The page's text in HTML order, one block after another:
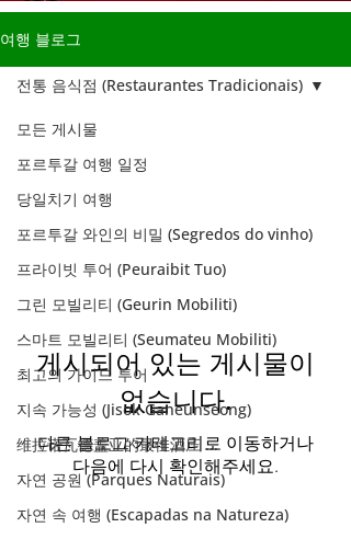
여행 블로그
모든 게시물
포르투갈 여행 일정
당일치기 여행
포르투갈 와인의 비밀 (Segredos do vinho)
프라이빗 투어 (Peuraibit Tuo)
그린 모빌리티 (Geurin Mobiliti)
스마트 모빌리티 (Seumateu Mobiliti)
최고의 가이드 투어
지속 가능성 (Jisok Ganeunseong)
维拉诺瓦德盖亚的最佳酒庄 ...
자연 공원 (Parques Naturais)
자연 속 여행 (Escapadas na Natureza)
전통 음식점 (Restaurantes Tradicionais)
전통 음식점
(Restaurantes
Tradicionais)
게시되어 있는 게시물이
없습니다.
다른 블로그 카테고리로 이동하거나
다음에 다시 확인해주세요.